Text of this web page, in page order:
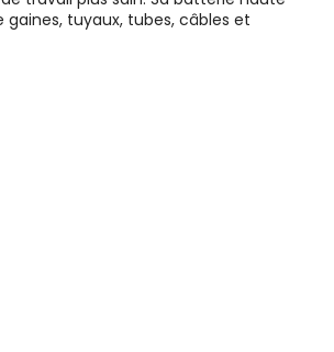
tuyaux, tubes, câbles et